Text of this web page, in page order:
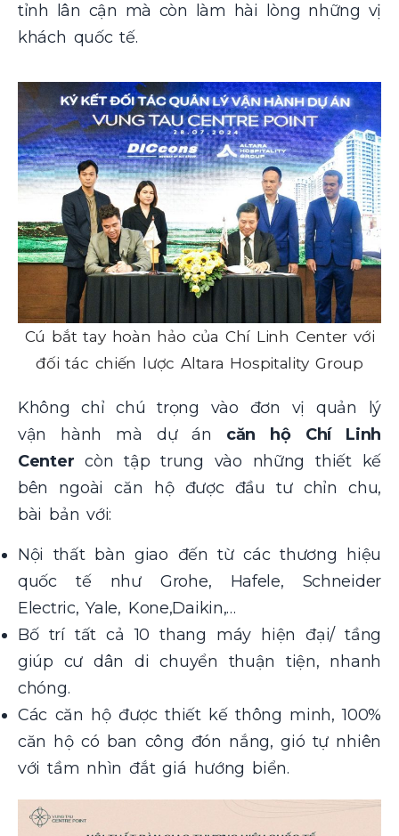
tỉnh lân cận mà còn làm hài lòng những vị
khách quốc tế.
Cú bắt tay hoàn hảo của Chí Linh Center với
đối tác chiến lược Altara Hospitality Group
Không chỉ chú trọng vào đơn vị quản lý
vận hành mà dự án căn hộ Chí Linh
Centercòn tập trung vào những thiết kế
bên ngoài căn hộ được đầu tư chỉn chu,
bài bản với:
Nội thất bàn giao đến từ các thương hiệu
quốc tế như Grohe, Hafele, Schneider
Electric, Yale, Kone,Daikin,…
Bố trí tất cả 10 thang máy hiện đại/ tầng
giúp cư dân di chuyển thuận tiện, nhanh
chóng.
Các căn hộ được thiết kế thông minh, 100%
căn hộ có ban công đón nắng, gió tự nhiên
với tầm nhìn đắt giá hướng biển.